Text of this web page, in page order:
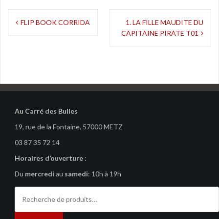
Navigation
FLIP BOOK CORRIDA
1. LA FILLE MAUDITE DU
CAPITAINE PIRATE T01
Au Carré des Bulles
19, rue de la Fontaine, 57000 METZ
03 87 35 72 14
Horaires d’ouverture :
Du mercredi au samedi: 10h à 19h
pour :